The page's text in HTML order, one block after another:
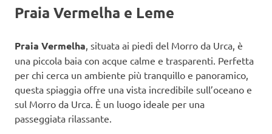
Praia Vermelha e Leme
Praia Vermelha , situata ai piedi del Morro da Urca, è
una piccola baia con acque calme e trasparenti. Perfetta
per chi cerca un ambiente più tranquillo e panoramico,
questa spiaggia offre una vista incredibile sull’oceano e
sul Morro da Urca. È un luogo ideale per una
passeggiata rilassante.